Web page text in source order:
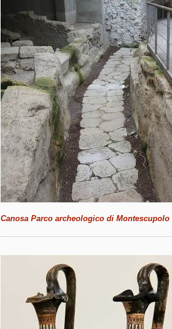
Canosa Parco archeologico di Montescupolo